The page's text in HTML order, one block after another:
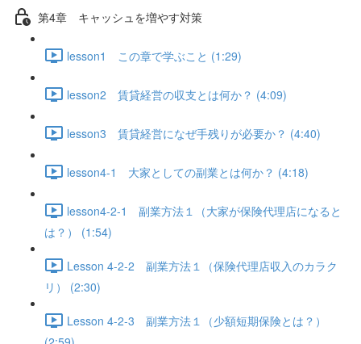
第4章 キャッシュを増やす対策
lesson1 この章で学ぶこと (1:29)
lesson2 賃貸経営の収支とは何か？ (4:09)
lesson3 賃貸経営になぜ手残りが必要か？ (4:40)
lesson4-1 大家としての副業とは何か？ (4:18)
lesson4-2-1 副業方法１（大家が保険代理店になると
は？） (1:54)
Lesson 4-2-2 副業方法１（保険代理店収入のカラク
リ） (2:30)
Lesson 4-2-3 副業方法１（少額短期保険とは？）